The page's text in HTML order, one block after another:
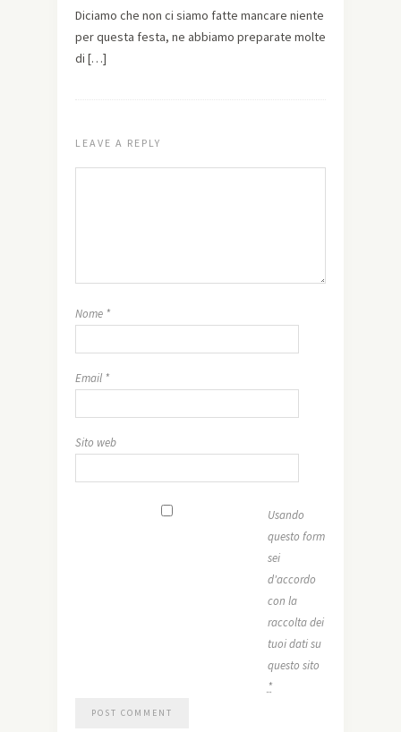
Diciamo che non ci siamo fatte mancare niente
per questa festa, ne abbiamo preparate molte
di […]
LEAVE A REPLY
Nome *
Email *
Sito web
Usando
questo form
sei
d'accordo
con la
raccolta dei
tuoi dati su
questo sito
*